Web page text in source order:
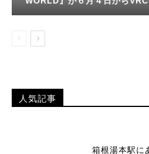
人気記事
箱根湯本駅に